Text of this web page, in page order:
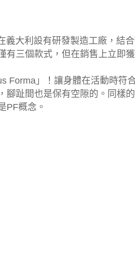
義大利設有研發製造工廠，結
有三個款式，但在銷售上立即
Forma」！讓身體在活動時符
腳趾間也是保有空隙的。同樣
PF概念。